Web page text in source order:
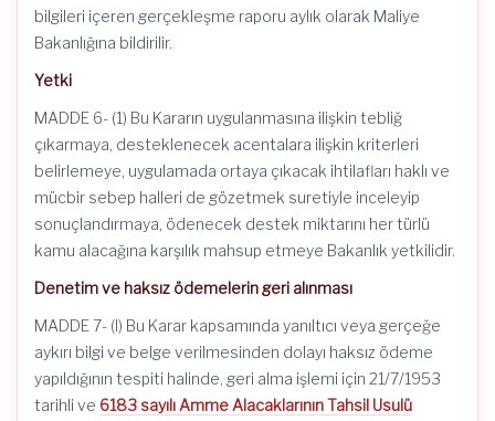
bilgileri içeren gerçekleşme raporu aylık olarak Maliye
Bakanlığına bildirilir.
Yetki
MADDE 6- (1) Bu Kararın uygulanmasına ilişkin tebliğ
çıkarmaya, desteklenecek acentalara ilişkin kriterleri
belirlemeye, uygulamada ortaya çıkacak ihtilafları haklı ve
mücbir sebep halleri de gözetmek suretiyle inceleyip
sonuçlandırmaya, ödenecek destek miktarını her türlü
kamu alacağına karşılık mahsup etmeye Bakanlık yetkilidir.
Denetim ve haksız ödemelerin geri alınması
MADDE 7- (l) Bu Karar kapsamında yanıltıcı veya gerçeğe
aykırı bilgi ve belge verilmesinden dolayı haksız ödeme
yapıldığının tespiti halinde, geri alma işlemi için 21/7/1953
tarihli ve 6183 sayılı Amme Alacaklarının Tahsil Usulü